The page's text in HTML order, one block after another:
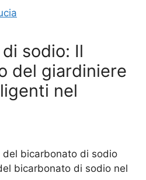
sodio: Il
del giardiniere
nel
del bicarbonato di sodio
bicarbonato di sodio nel